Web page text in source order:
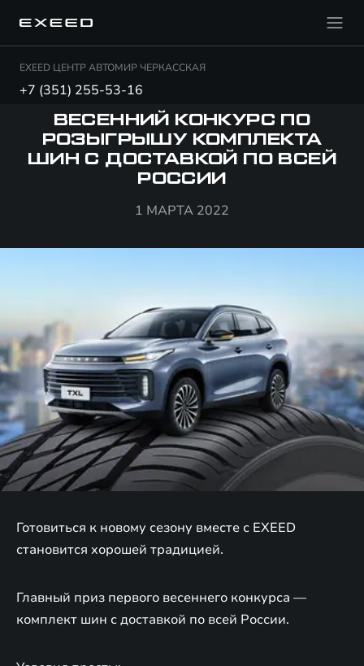
EXEED ЦЕНТР АВТОМИР ЧЕРКАССКАЯ
+7 (351) 255-53-16
ВЕСЕННИЙ КОНКУРС ПО
РОЗЫГРЫШУ КОМПЛЕКТА
ШИН С ДОСТАВКОЙ ПО ВСЕЙ
РОССИИ
1 МАРТА 2022
Готовиться к новому сезону вместе с EXEED
становится хорошей традицией.
Главный приз первого весеннего конкурса —
комплект шин с доставкой по всей России.